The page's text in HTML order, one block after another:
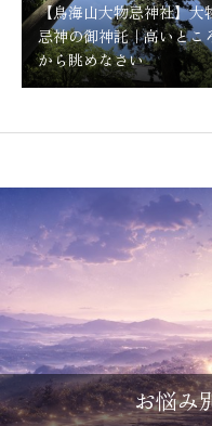
【鳥海山大物忌神社】大
忌神の御神託｜高いとこ
から眺めなさい
お悩み